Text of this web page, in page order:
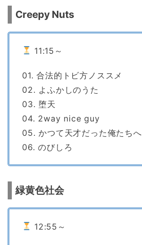
Creepy Nuts
11:15～
01. 合法的トビ方ノススメ
02. よふかしのうた
03. 堕天
04. 2way nice guy
05. かつて天才だった俺たちへ
06. のびしろ
緑黄色社会
12:55～